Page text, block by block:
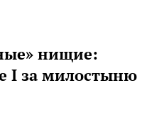
нищие:
I за милocтыню